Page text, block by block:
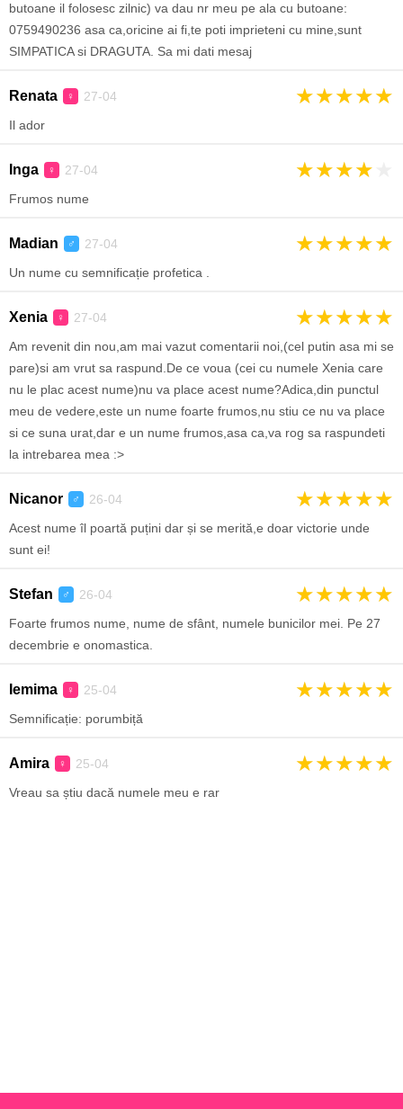
butoane il folosesc zilnic) va dau nr meu pe ala cu butoane:
0759490236 asa ca,oricine ai fi,te poti imprieteni cu mine,sunt
SIMPATICA si DRAGUTA. Sa mi dati mesaj
Renata ♀ 27-04 ★★★★★
Il ador
Inga ♀ 27-04 ★★★★
Frumos nume
Madian ♂ 27-04 ★★★★★
Un nume cu semnificație profetica .
Xenia ♀ 27-04 ★★★★★
Am revenit din nou,am mai vazut comentarii noi,(cel putin asa mi se
pare)si am vrut sa raspund.De ce voua (cei cu numele Xenia care
nu le plac acest nume)nu va place acest nume?Adica,din punctul
meu de vedere,este un nume foarte frumos,nu stiu ce nu va place
si ce suna urat,dar e un nume frumos,asa ca,va rog sa raspundeti
la intrebarea mea :>
Nicanor ♂ 26-04 ★★★★★
Acest nume îl poartă puțini dar și se merită,e doar victorie unde
sunt ei!
Stefan ♂ 26-04 ★★★★★
Foarte frumos nume, nume de sfânt, numele bunicilor mei. Pe 27
decembrie e onomastica.
Iemima ♀ 25-04 ★★★★★
Semnificație: porumbiță
Amira ♀ 25-04 ★★★★★
Vreau sa știu dacă numele meu e rar